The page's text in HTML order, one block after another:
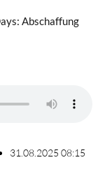
Abschaffung
31.08.2025 08:15